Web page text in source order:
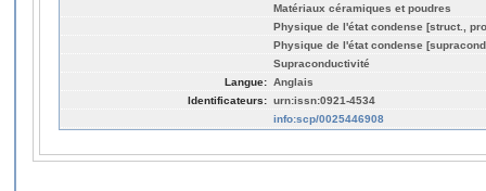
Matériaux céramiques et poudres
Physique de l'état condense [struct.,
Physique de l'état condense
Supraconductivité
Langue: Anglais
Identificateurs: urn:issn:0921-4534
info:scp/0025446908